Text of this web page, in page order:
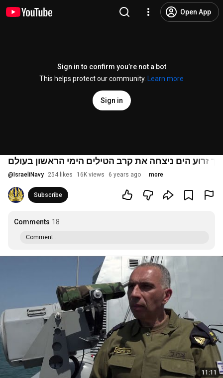
Open App
Sign in to confirm you’re not a bot
This helps protect our community.
Learn more
Sign in
@ IsraeliNavy 254 likes 16K views 6 years ago more
Subscribe
Comments 18
Comment...
11:11